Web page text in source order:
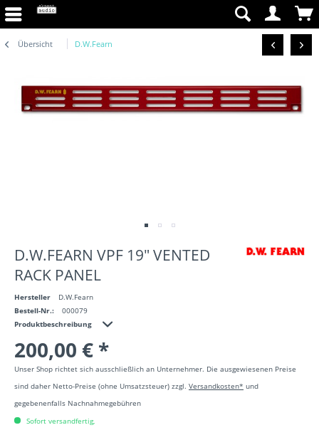
Übersicht D.W.Fearn
D.W.FEARN VPF 19" VENTED
RACK PANEL
Hersteller
D.W.Fearn
Bestell-Nr.:
000079
Produktbeschreibung
200,00 € *
Unser Shop richtet sich ausschließlich an Unternehmer. Die ausgewiesenen Preise
sind daher Netto-Preise (ohne Umsatzsteuer) zzgl. Versandkosten* und
gegebenenfalls Nachnahmegebühren
Sofort versandfertig,